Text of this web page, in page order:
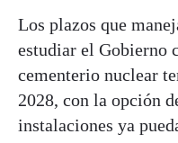
Los plazos que
estudiar el Gobierno
cementerio nuclear
2028, con la opción
instalaciones ya